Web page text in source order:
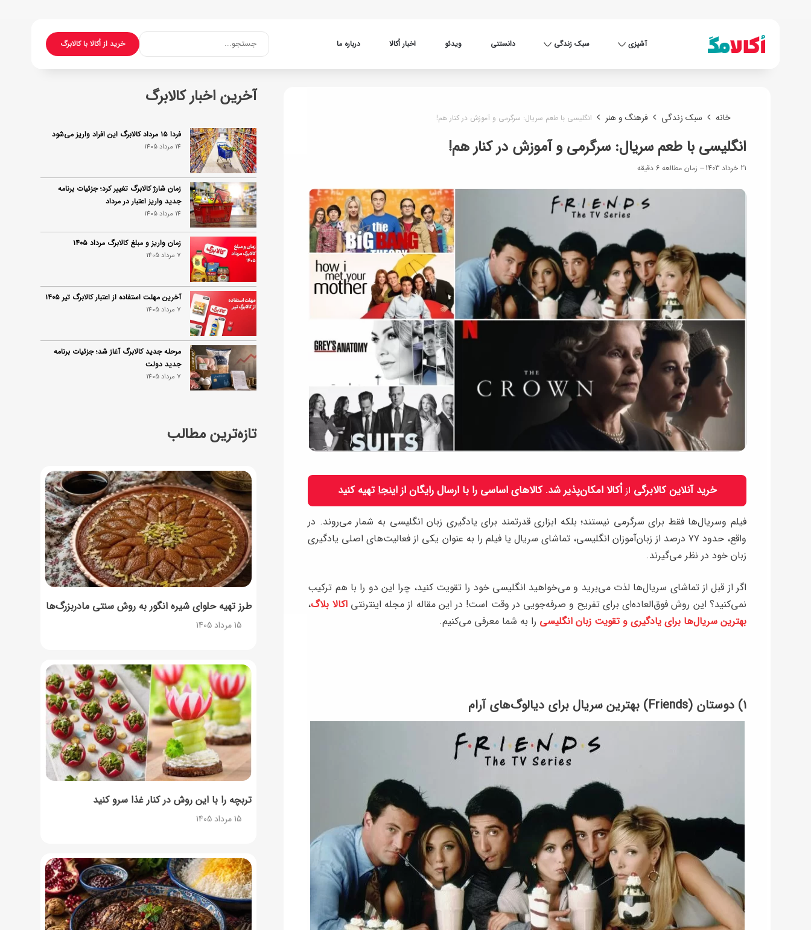
آشپزی سبک زندگی دانستنی ویدئو اخبار اُکالا درباره ما خرید از اُکالا با کالابرگجستجو...
خانه سبک زندگی فرهنگ و هنر انگلیسی با طعم سریال: سرگرمی و آموزش در کنار هم!
انگلیسی با طعم سریال: سرگرمی و آموزش در کنار هم!
21 خرداد 1403 زمان مطالعه 6 دقیقه
خرید آنلاین کالابرگی ازاُکالا امکان‌پذیر شد. کالاهای اساسی را با ارسال رایگان ازاینجاتهیه کنید
فیلم وسریال‌ها فقط برای سرگرمی نیستند؛ بلکه ابزاری قدرتمند برای یادگیری زبان انگلیسی به شمار می‌روند. در
واقع، حدود ۷۷ درصد از زبان‌آموزان انگلیسی، تماشای سریال یا فیلم را به عنوان یکی از فعالیت‌های اصلی یادگیری
زبان خود در نظر می‌گیرند.
اگر از قبل از تماشای سریال‌ها لذت می‌برید و می‌خواهید انگلیسی خود را تقویت کنید، چرا این دو را با هم ترکیب
نمی‌کنید؟ این روش فوق‌العاده‌ای برای تفریح و صرفه‌جویی در وقت است! در این مقاله از مجله اینترنتیاکالا بلاگ،
بهترین‌ سریال‌ها برای یادگیری و تقویت زبان انگلیسی را به شما معرفی می‌کنیم.
۱) دوستان (Friends) بهترین سریال برای دیالوگ‌های آرام
آخرین اخبار کالابرگ
فردا ۱۵ مرداد کالابرگ این افراد واریز می‌شود
14 مرداد 1405
زمان شارژ کالابرگ تغییر کرد؛ جزئیات برنامه
جدید واریز اعتبار در مرداد
14 مرداد 1405
زمان واریز و مبلغ کالابرگ مرداد ۱۴۰۵
7 مرداد 1405
آخرین مهلت استفاده از اعتبار کالابرگ تیر ۱۴۰۵
7 مرداد 1405
مرحله جدید کالابرگ آغاز شد؛ جزئیات برنامه
جدید دولت
7 مرداد 1405
تازه‌ترین مطالب
طرز تهیه حلوای شیره انگور به روش سنتی مادربزرگ‌ها
15 مرداد 1405
تربچه را با این روش در کنار غذا سرو کنید
15 مرداد 1405